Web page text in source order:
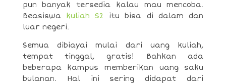
pun banyak tersedia kalau mau mencoba.
Beasiswa kuliah S2 itu bisa di dalam dan
luar negeri.
Semua dibiayai mulai dari uang kuliah,
tempat tinggal, gratis! Bahkan ada
beberapa kampus memberikan uang saku
bulanan. Hal ini sering didapat dari